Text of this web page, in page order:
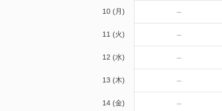
10 (月) －
11 (火) －
12 (水) －
13 (木) －
14 (金) －